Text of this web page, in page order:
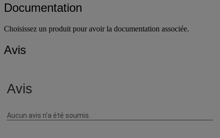
Documentation
Choisissez un produit pour avoir la documentation associée.
Avis